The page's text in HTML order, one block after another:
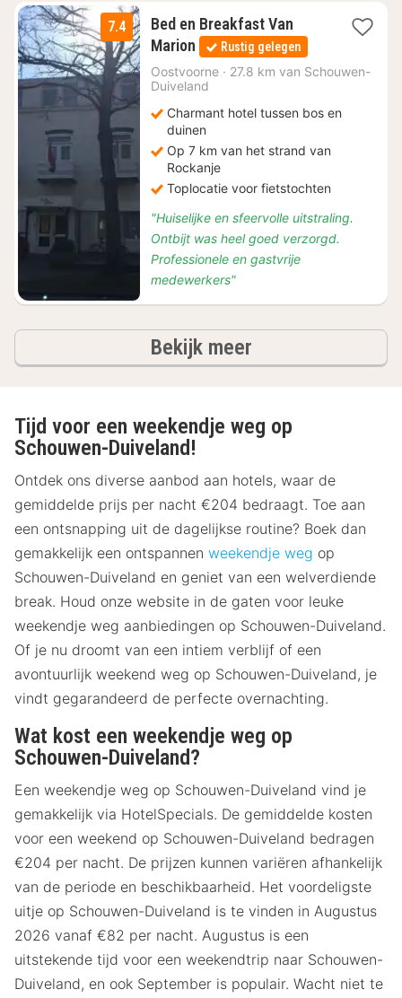
7.4
Bed en Breakfast Van
Marion 2
nachten
vanaf
€
128,25
Rustig gelegen
Oostvoorne · 27.8 km van Schouwen-
Duiveland
Charmant hotel tussen bos en
duinen
Op 7 km van het strand van
Rockanje
Toplocatie voor fietstochten
"Huiselijke en sfeervolle uitstraling.
Ontbijt was heel goed verzorgd.
Professionele en gastvrije
medewerkers"
Bekijk meerhotels
Tijd voor een weekendje weg op
Schouwen-Duiveland!
Ontdek ons diverse aanbod aan hotels, waar de
gemiddelde prijs per nacht €204 bedraagt. Toe aan
een ontsnapping uit de dagelijkse routine? Boek dan
gemakkelijk een ontspannen weekendje weg op
Schouwen-Duiveland en geniet van een welverdiende
break. Houd onze website in de gaten voor leuke
weekendje weg aanbiedingen op Schouwen-Duiveland.
Of je nu droomt van een intiem verblijf of een
avontuurlijk weekend weg op Schouwen-Duiveland, je
vindt gegarandeerd de perfecte overnachting.
Wat kost een weekendje weg op
Schouwen-Duiveland?
Een weekendje weg op Schouwen-Duiveland vind je
gemakkelijk via HotelSpecials. De gemiddelde kosten
voor een weekend op Schouwen-Duiveland bedragen
€204 per nacht. De prijzen kunnen variëren afhankelijk
van de periode en beschikbaarheid. Het voordeligste
uitje op Schouwen-Duiveland is te vinden in Augustus
2026 vanaf €82 per nacht. Augustus is een
uitstekende tijd voor een weekendtrip naar Schouwen-
Duiveland, en ook September is populair. Wacht niet te